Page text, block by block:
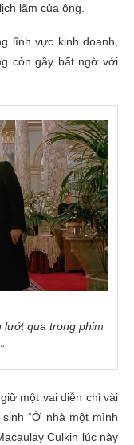
lãm của ông.
lĩnh vực kinh doanh,
còn gây bất ngờ với
lướt qua trong phim
một vai diễn chỉ vài
“Ở nhà một mình
Culkin lúc này